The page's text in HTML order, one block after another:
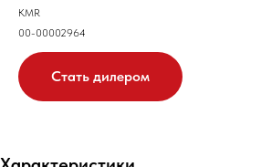
KMR
00-00002964
Стать дилером